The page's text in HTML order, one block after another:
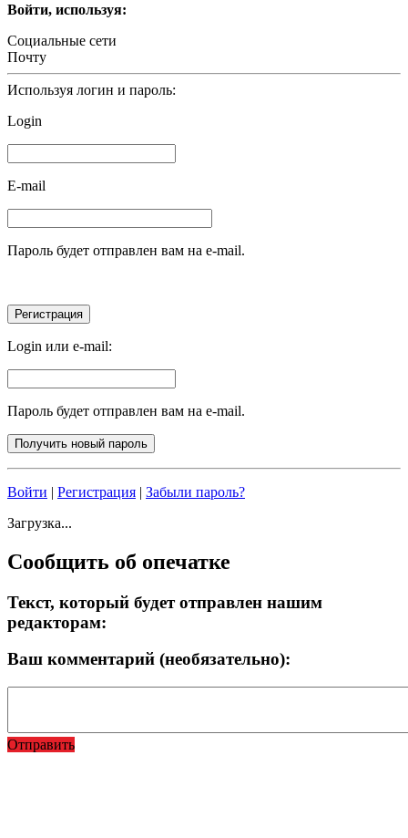
Войти, используя:
Социальные сети
Почту
Используя логин и пароль:
Login
E-mail
Пароль будет отправлен вам на e-mail.
Login или e-mail:
Пароль будет отправлен вам на e-mail.
Войти | Регистрация | Забыли пароль?
Загрузка...
Сообщить об опечатке
Текст, который будет отправлен нашим
редакторам:
Ваш комментарий (необязательно):
Отправить